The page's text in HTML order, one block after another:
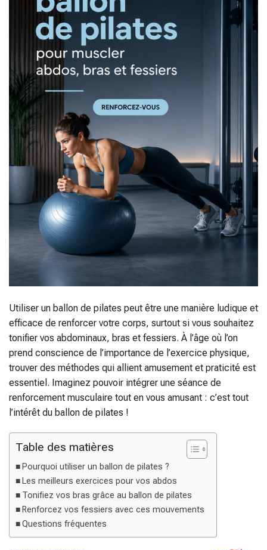
Utiliser un ballon de pilates peut être une manière ludique et
efficace de renforcer votre corps, surtout si vous souhaitez
tonifier vos abdominaux, bras et fessiers. À l’âge où l’on
prend conscience de l’importance de l’exercice physique,
trouver des méthodes qui allient amusement et praticité est
essentiel. Imaginez pouvoir intégrer une séance de
renforcement musculaire tout en vous amusant : c’est tout
l’intérêt du ballon de pilates !
Table des matières
Pourquoi utiliser un ballon de pilates ?
Les meilleurs exercices pour vos abdos
Tonifiez vos bras grâce au ballon de pilates
Renforcez vos fessiers avec ces mouvements
Questions fréquentes